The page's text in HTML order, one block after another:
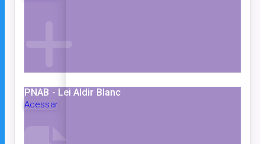
PNAB - Lei Aldir Blanc
Acessar